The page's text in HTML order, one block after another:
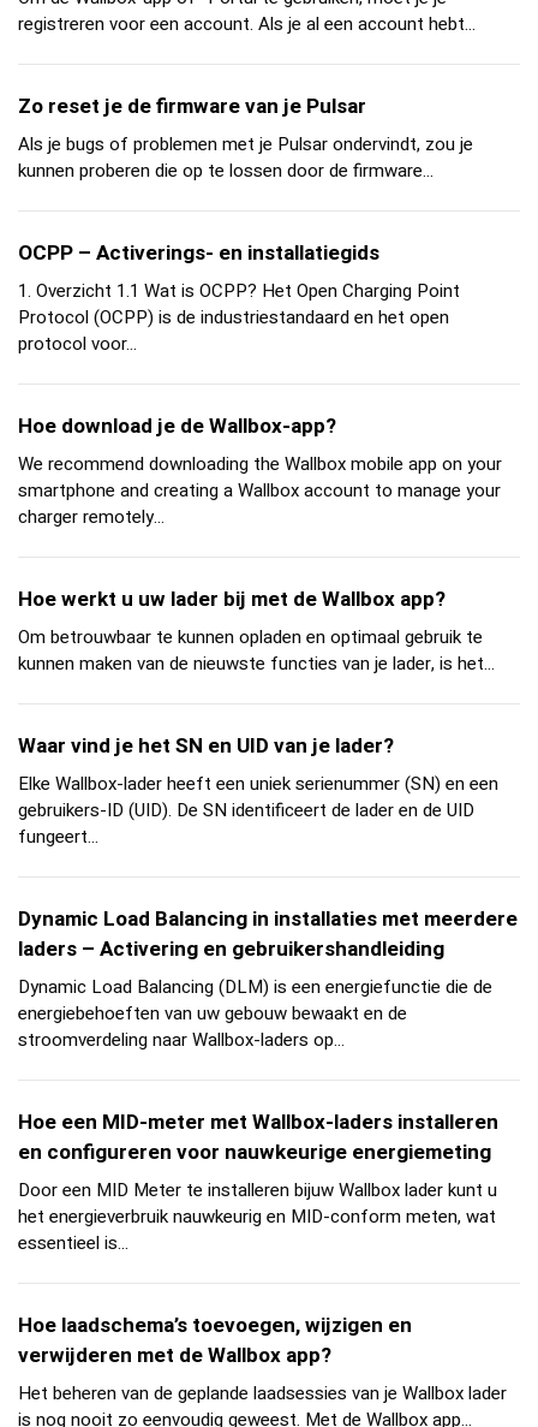
registreren voor een account. Als je al een account hebt...
Zo reset je de firmware van je Pulsar
Als je bugs of problemen met je Pulsar ondervindt, zou je
kunnen proberen die op te lossen door de firmware...
OCPP – Activerings- en installatiegids
1. Overzicht 1.1 Wat is OCPP? Het Open Charging Point
Protocol (OCPP) is de industriestandaard en het open
protocol voor...
Hoe download je de Wallbox-app?
We recommend downloading the Wallbox mobile app on your
smartphone and creating a Wallbox account to manage your
charger remotely...
Hoe werkt u uw lader bij met de Wallbox app?
Om betrouwbaar te kunnen opladen en optimaal gebruik te
kunnen maken van de nieuwste functies van je lader, is het...
Waar vind je het SN en UID van je lader?
Elke Wallbox-lader heeft een uniek serienummer (SN) en een
gebruikers-ID (UID). De SN identificeert de lader en de UID
fungeert...
Dynamic Load Balancing in installaties met meerdere
laders – Activering en gebruikershandleiding
Dynamic Load Balancing (DLM) is een energiefunctie die de
energiebehoeften van uw gebouw bewaakt en de
stroomverdeling naar Wallbox-laders op...
Hoe een MID-meter met Wallbox-laders installeren
en configureren voor nauwkeurige energiemeting
Door een MID Meter te installeren bijuw Wallbox lader kunt u
het energieverbruik nauwkeurig en MID-conform meten, wat
essentieel is...
Hoe laadschema’s toevoegen, wijzigen en
verwijderen met de Wallbox app?
Het beheren van de geplande laadsessies van je Wallbox lader
is nog nooit zo eenvoudig geweest. Met de Wallbox app...